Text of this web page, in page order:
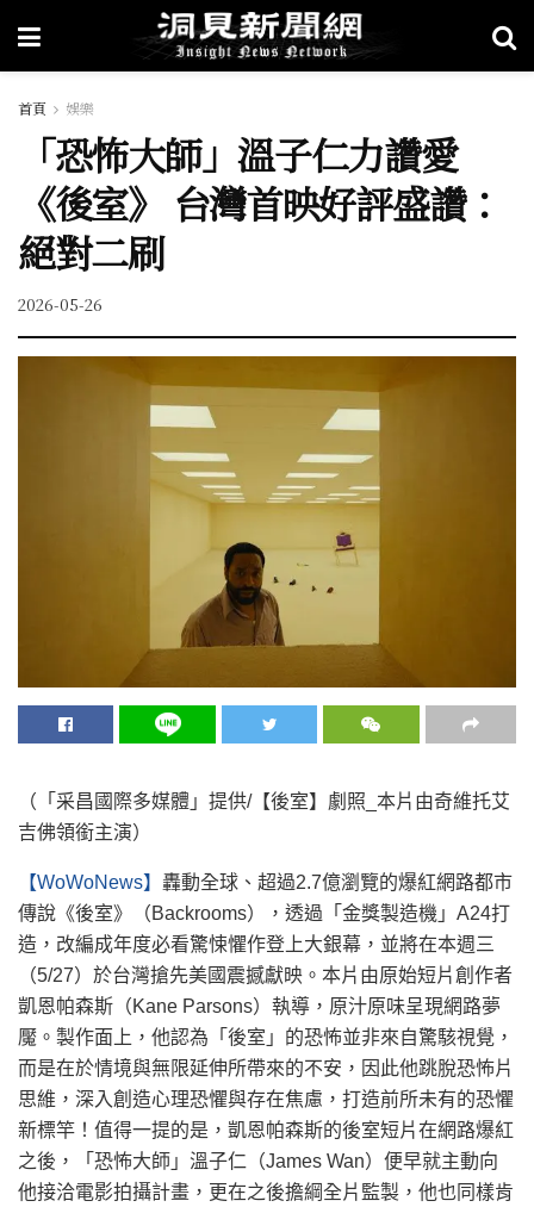
首頁 娛樂
「恐怖大師」溫子仁力讚愛
《後室》 台灣首映好評盛讚：
絕對二刷
2026-05-26
（「采昌國際多媒體」提供/【後室】劇照_本片由奇維托艾
吉佛領銜主演）
【WoWoNews】 轟動全球、超過2.7億瀏覽的爆紅網路都市
傳說《後室》（Backrooms），透過「金獎製造機」A24打
造，改編成年度必看驚悚懼作登上大銀幕，並將在本週三
（5/27）於台灣搶先美國震撼獻映。本片由原始短片創作者
凱恩帕森斯（Kane Parsons）執導，原汁原味呈現網路夢
魘。製作面上，他認為「後室」的恐怖並非來自驚駭視覺，
而是在於情境與無限延伸所帶來的不安，因此他跳脫恐怖片
思維，深入創造心理恐懼與存在焦慮，打造前所未有的恐懼
新標竿！值得一提的是，凱恩帕森斯的後室短片在網路爆紅
之後，「恐怖大師」溫子仁（James Wan）便早就主動向
他接洽電影拍攝計畫，更在之後擔綱全片監製，他也同樣肯